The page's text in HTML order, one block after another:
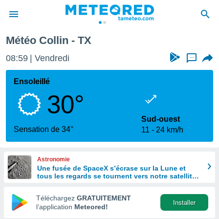
de
en
Météo Collin - TX
08:59 Vendredi ...
Ensoleillé
30°
Sensation de 34°
Sud-ouest
11
24 km/h
Astronomie
Une fusée de SpaceX s’écrase sur la Lune et
tous les regards se tournent vers notre satellite à
Téléchargez GRATUITEMENT
l’application Meteored!
Installer